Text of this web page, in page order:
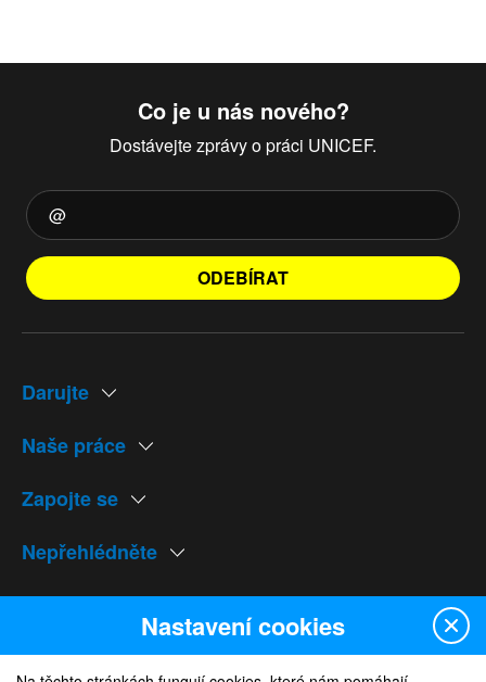
Co je u nás nového?
Dostávejte zprávy o práci UNICEF.
ODEBÍRAT
Darujte
Naše práce
Zapojte se
Nepřehlédněte
Naše weby
Nastavení cookies